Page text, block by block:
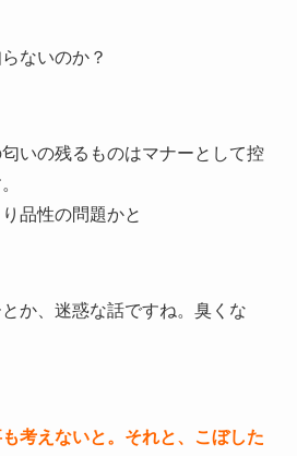
ないのか？
いの残るものはマナーとして控
品性の問題かと
か、迷惑な話ですね。臭くな
考えないと。それと、こぼした